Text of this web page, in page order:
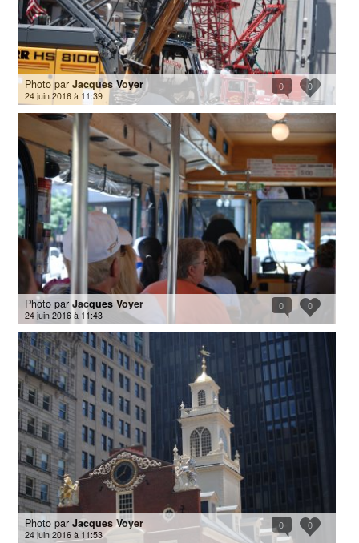
0
0
Photo par Jacques Voyer
24 juin 2016 à 11:39
0
0
Photo par Jacques Voyer
24 juin 2016 à 11:43
0
0
Photo par Jacques Voyer
24 juin 2016 à 11:53